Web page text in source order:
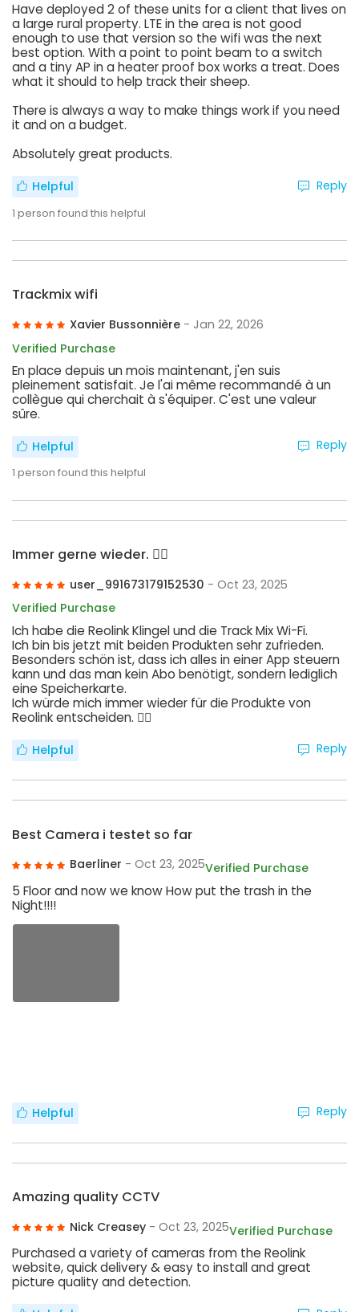
Have deployed 2 of these units for a client that lives on
a large rural property. LTE in the area is not good
enough to use that version so the wifi was the next
best option. With a point to point beam to a switch
and a tiny AP in a heater proof box works a treat. Does
what it should to help track their sheep.
There is always a way to make things work if you need
it and on a budget.
Absolutely great products.
Helpful
1 person found this helpful
Reply
Trackmix wifi
Xavier Bussonnière - Jan 22, 2026
Verified Purchase
En place depuis un mois maintenant, j'en suis
pleinement satisfait. Je l'ai même recommandé à un
collègue qui cherchait à s'équiper. C'est une valeur
sûre.
Helpful
1 person found this helpful
Reply
Immer gerne wieder. 👍🏻
user_991673179152530 - Oct 23, 2025
Verified Purchase
Ich habe die Reolink Klingel und die Track Mix Wi-Fi.
Ich bin bis jetzt mit beiden Produkten sehr zufrieden.
Besonders schön ist, dass ich alles in einer App steuern
kann und das man kein Abo benötigt, sondern lediglich
eine Speicherkarte.
Ich würde mich immer wieder für die Produkte von
Reolink entscheiden. 👍🏻
Helpful Reply
Best Camera i testet so far
Baerliner - Oct 23, 2025Verified Purchase
5 Floor and now we know How put the trash in the
Night!!!!
Helpful Reply
Amazing quality CCTV
Nick Creasey - Oct 23, 2025Verified Purchase
Purchased a variety of cameras from the Reolink
website, quick delivery & easy to install and great
picture quality and detection.